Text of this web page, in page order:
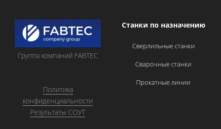
Группа компаний FABTEC
Политика
конфиденциальности
Результаты СОУТ
Станки по назначению
Сверлильные станки
Сварочные станки
Прокатные линии